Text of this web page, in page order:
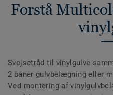
Forstå
Svejsetråd til vinylgulve
2 baner gulvbelægning eller
Ved montering af